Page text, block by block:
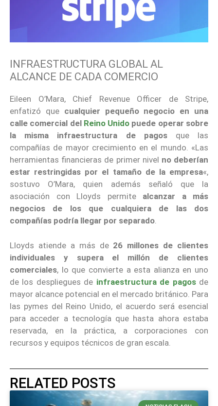
INFRAESTRUCTURA GLOBAL AL
ALCANCE DE CADA COMERCIO
Eileen O’Mara, Chief Revenue Officer de Stripe,
enfatizó que cualquier pequeño negocio en una
calle comercial del Reino Unido puede operar sobre
la misma infraestructura de pagosque las
compañías de mayor crecimiento en el mundo. «Las
herramientas financieras de primer nivel no deberían
estar restringidas por el tamaño de la empresa«,
sostuvo O’Mara, quien además señaló que la
asociación con Lloyds permite alcanzar a más
negocios de los que cualquiera de las dos
compañías podría llegar por separado.
Lloyds atiende a más de 26 millones de clientes
individuales y supera el millón de clientes
comerciales, lo que convierte a esta alianza en uno
de los despliegues de infraestructura de pagosde
mayor alcance potencial en el mercado británico. Para
las pymes del Reino Unido, el acuerdo será esencial
para acceder a tecnología que hasta ahora estaba
reservada, en la práctica, a corporaciones con
recursos y equipos técnicos de gran escala.
RELATED POSTS